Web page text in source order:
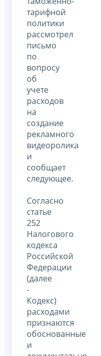
тарифной
политики
рассмотрел
письмо
по
вопросу
об
учете
расходов
на
создание
рекламного
видеоролика
и
сообщает
следующее.
Согласно
статье
252
Налогового
кодекса
Российской
Федерации
(далее
-
Кодекс)
расходами
признаются
обоснованные
и